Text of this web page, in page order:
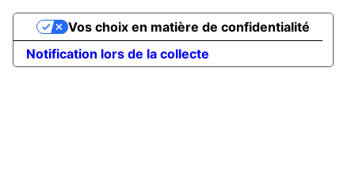
Notification lors de la collecte
Vos choix en matière de confidentialité